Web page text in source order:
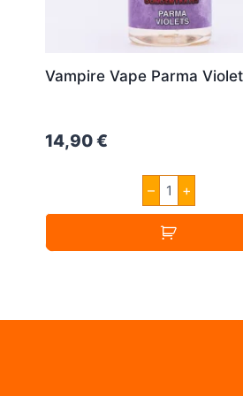
Vampire Vape Parma
14,90€
–
Vampire
Vape
Parma
Violets
30ml
Menge
+